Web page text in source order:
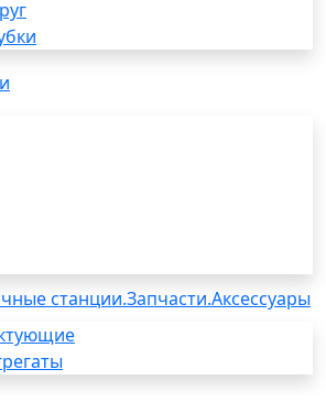
станции.Запчасти.Аксессуары